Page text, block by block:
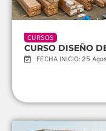
CURSOS
CURSO DISEÑO
FECHA INICIO: 25